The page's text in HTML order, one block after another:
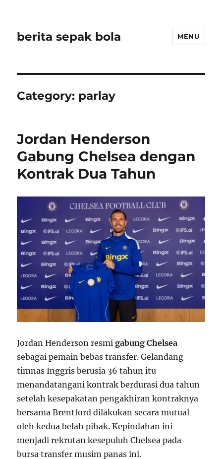
berita sepak bola MENU
Category: parlay
Jordan Henderson
Gabung Chelsea dengan
Kontrak Dua Tahun
Jordan Henderson resmigabung Chelsea
sebagai pemain bebas transfer. Gelandang
timnas Inggris berusia 36 tahun itu
menandatangani kontrak berdurasi dua tahun
setelah kesepakatan pengakhiran kontraknya
bersama Brentford dilakukan secara mutual
oleh kedua belah pihak. Kepindahan ini
menjadi rekrutan kesepuluh Chelsea pada
bursa transfer musim panas ini.